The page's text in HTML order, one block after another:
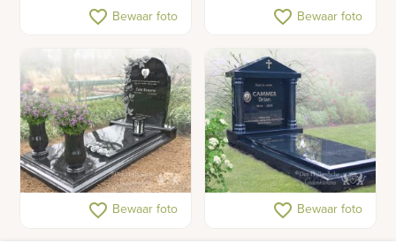
Exclusief grafmonument
met bronzen
favorite_border Bewaar foto Grafsteen met RVS-kruis
favorite_border Bewaar foto
Grafmonument met
bloemenvaas
favorite_border Bewaar foto Grafsteen tempel model
favorite_border Bewaar foto